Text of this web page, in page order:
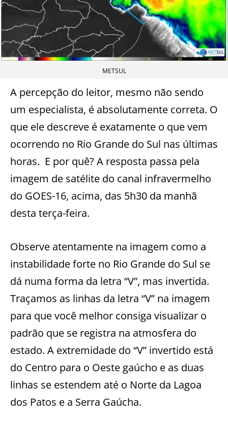
METSUL
A percepção do leitor, mesmo não sendo
um especialista, é absolutamente correta. O
que ele descreve é exatamente o que vem
ocorrendo no Rio Grande do Sul nas últimas
horas. E por quê? A resposta passa pela
imagem de satélite do canal infravermelho
do GOES-16, acima, das 5h30 da manhã
desta terça-feira.
Observe atentamente na imagem como a
instabilidade forte no Rio Grande do Sul se
dá numa forma da letra “V”, mas invertida.
Traçamos as linhas da letra “V” na imagem
para que você melhor consiga visualizar o
padrão que se registra na atmosfera do
estado. A extremidade do “V” invertido está
do Centro para o Oeste gaúcho e as duas
linhas se estendem até o Norte da Lagoa
dos Patos e a Serra Gaúcha.